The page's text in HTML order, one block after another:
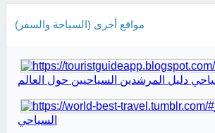
مواقع أخرى (السياحة والسفر)
دليل المرشدين السياحيين حول العالم
السياحي